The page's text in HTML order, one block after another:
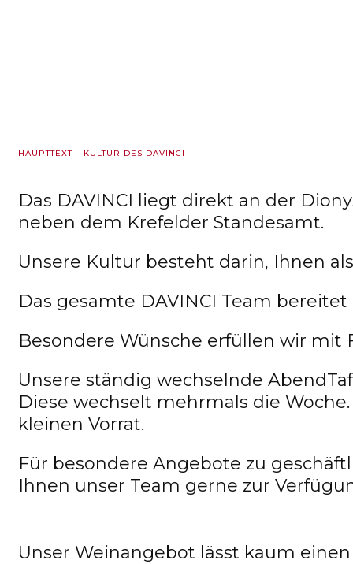
HAUPTTEXT – KULTUR DES DAVINCI
Das DAVINCI liegt direkt an der
neben dem Krefelder Standesamt.
Unsere Kultur besteht darin, Ihnen
Das gesamte DAVINCI Team
Besondere Wünsche erfüllen wir mit
Unsere ständig wechselnde
Diese wechselt mehrmals die
kleinen Vorrat.
Für besondere Angebote zu
Ihnen unser Team gerne zur
Unser Weinangebot lässt kaum